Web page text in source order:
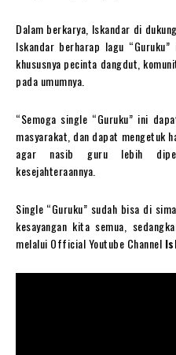
Dalam berkarya, Iskandar di
Iskandar berharap lagu
khususnya pecinta dangdut,
pada umumnya.
“Semoga single “Guruku” ini
masyarakat, dan dapat mengetuk
agar nasib guru lebih
kesejahteraannya.
Single “Guruku” sudah bisa di
kesayangan kita semua,
melalui Official Youtube Channel